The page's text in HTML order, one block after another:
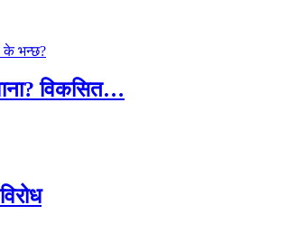
विकसित…